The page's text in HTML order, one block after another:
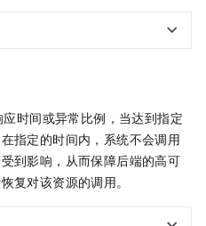
应时间或异常比例，当达到指定
指定的时间内，系统不会调用
到影响，从而保障后端的高可
复对该资源的调用。